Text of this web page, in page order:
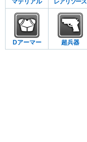
マテリアル レアリソース
Dアーマー 超兵器